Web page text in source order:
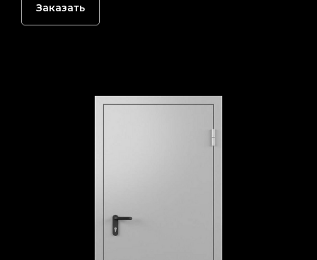
Заказать